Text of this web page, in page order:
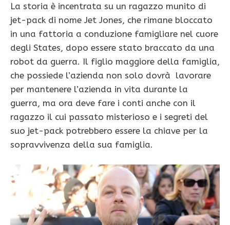
La storia è incentrata su un ragazzo munito di
jet-pack di nome Jet Jones, che rimane bloccato
in una fattoria a conduzione famigliare nel cuore
degli States, dopo essere stato braccato da una
robot da guerra. Il figlio maggiore della famiglia,
che possiede l’azienda non solo dovrà lavorare
per mantenere l’azienda in vita durante la
guerra, ma ora deve fare i conti anche con il
ragazzo il cui passato misterioso e i segreti del
suo jet-pack potrebbero essere la chiave per la
sopravvivenza della sua famiglia.